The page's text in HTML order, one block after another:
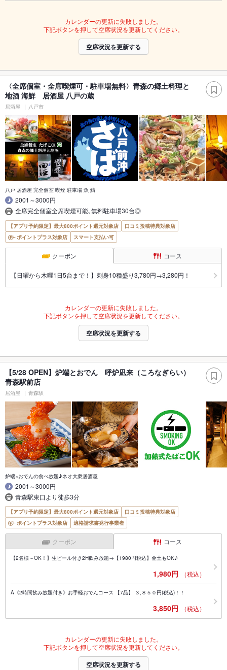
カレンダーの更新に失敗しました。
下記ボタンを押して空席状況を更新してください。
空席状況を更新する
〈全席個室・全席喫煙可・駐車場無料〉青森の郷土料理と
地酒 海鮮 居酒屋 八戸の蔵
居酒屋 八戸市
八戸 居酒屋 完全個室 喫煙 駐車場 魚 鯖
2001～3000円
全席完全個室全席喫煙可能､無料駐車場30台◎
【アプリ予約限定】最大800ポイント還元対象店
口コミ投稿特典対象店
ポイントプラス対象店
スマート支払い可
クーポン コース
【日曜から木曜1日5台まで！】刺身10種盛り3,780円→3,280円！
カレンダーの更新に失敗しました。
下記ボタンを押して空席状況を更新してください。
空席状況を更新する
【5/28 OPEN】炉端とおでん 呼炉凪来（ころなぎらい）
青森駅前店
居酒屋 青森駅
炉端×おでんの食べ放題♪ネオ大衆居酒屋
2001～3000円
青森駅東口より徒歩3分
【アプリ予約限定】最大800ポイント還元対象店
口コミ投稿特典対象店
ポイントプラス対象店
適格請求書発行事業者
クーポン コース
【2名様～OK！】生ビール付き2H飲み放題→【1980円税込】金土もOK♪
1,980円 （税込）
A《2時間飲み放題付き》お手軽おでんコース 【7品】 ３,８５０円(税込)！！
3,850円 （税込）
カレンダーの更新に失敗しました。
下記ボタンを押して空席状況を更新してください。
空席状況を更新する